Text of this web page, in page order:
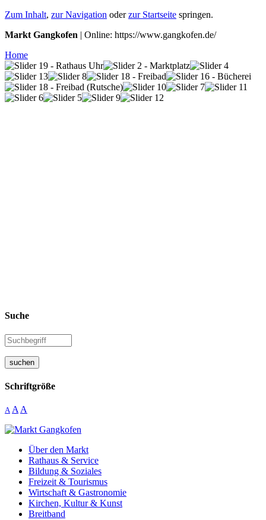
Zum Inhalt, zur Navigation oderzur Startseite springen.
Markt Gangkofen | Online: https://www.gangkofen.de/
Home
Suche
suchen
Schriftgröße
A A A
Über den Markt
Rathaus & Service
Bildung & Soziales
Freizeit & Tourismus
Wirtschaft & Gastronomie
Kirchen, Kultur & Kunst
Breitband